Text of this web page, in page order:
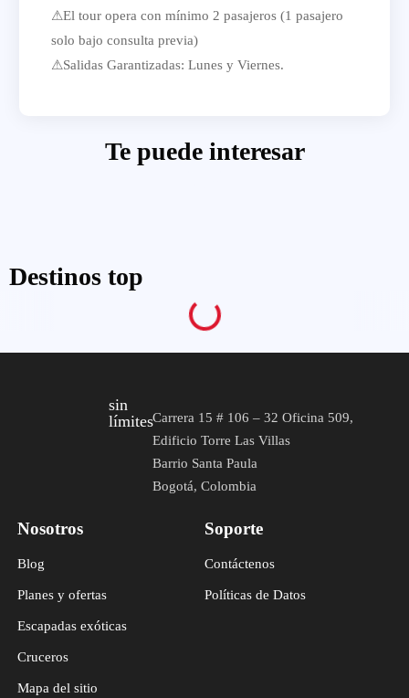
⚠El tour opera con mínimo 2 pasajeros (1 pasajero
solo bajo consulta previa)
⚠Salidas Garantizadas: Lunes y Viernes.
Te puede interesar
Destinos top
sin
límitesCarrera 15 # 106 – 32 Oficina 509,
Edificio Torre Las Villas
Barrio Santa Paula
Bogotá, Colombia
Nosotros
Blog
Planes y ofertas
Escapadas exóticas
Cruceros
Mapa del sitio
Soporte
Contáctenos
Políticas de Datos